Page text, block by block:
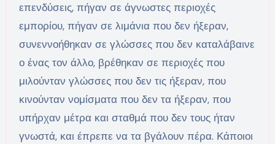
επενδύσεις, πήγαν σε άγνωστες περιοχές
εμπορίου, πήγαν σε λιμάνια που δεν ήξεραν,
συνεννοήθηκαν σε γλώσσες που δεν καταλάβαινε
ο ένας τον άλλο, βρέθηκαν σε περιοχές που
μιλούνταν γλώσσες που δεν τις ήξεραν, που
κινούνταν νομίσματα που δεν τα ήξεραν, που
υπήρχαν μέτρα και σταθμά που δεν τους ήταν
γνωστά, και έπρεπε να τα βγάλουν πέρα. Κάποιοι